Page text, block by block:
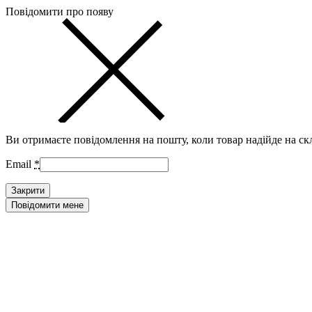
Повідомити про появу
Ви отримаєте повідомлення на пошту, коли товар надійде на
Email *
Закрити
Повідомити мене